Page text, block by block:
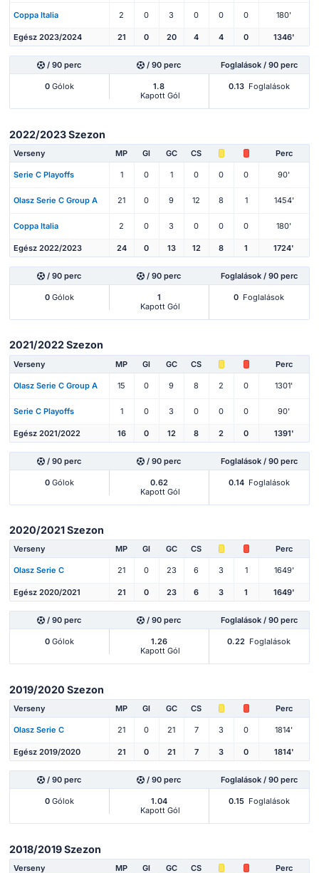
Coppa Italia 2 0 3 0 0 0 180'
Egész 2023/2024 21 0 20 4 4 0 1346'
/ 90 perc / 90 perc Foglalások / 90 perc
0Gólok
1.8
Kapott Gól
0.13 Foglalások
2022/2023 Szezon
Verseny MP Gl GC CS Perc
Serie C Playoffs 1 0 1 0 0 0 90'
Olasz Serie C Group A 21 0 9 12 8 1 1454'
Coppa Italia 2 0 3 0 0 0 180'
Egész 2022/2023 24 0 13 12 8 1 1724'
/ 90 perc / 90 perc Foglalások / 90 perc
0Gólok
1
Kapott Gól
0 Foglalások
2021/2022 Szezon
Verseny MP Gl GC CS Perc
Olasz Serie C Group A 15 0 9 8 2 0 1301'
Serie C Playoffs 1 0 3 0 0 0 90'
Egész 2021/2022 16 0 12 8 2 0 1391'
/ 90 perc / 90 perc Foglalások / 90 perc
0Gólok
0.62
Kapott Gól
0.14 Foglalások
2020/2021 Szezon
Verseny MP Gl GC CS Perc
Olasz Serie C 21 0 23 6 3 1 1649'
Egész 2020/2021 21 0 23 6 3 1 1649'
/ 90 perc / 90 perc Foglalások / 90 perc
0Gólok
1.26
Kapott Gól
0.22 Foglalások
2019/2020 Szezon
Verseny MP Gl GC CS Perc
Olasz Serie C 21 0 21 7 3 0 1814'
Egész 2019/2020 21 0 21 7 3 0 1814'
/ 90 perc / 90 perc Foglalások / 90 perc
0Gólok
1.04
Kapott Gól
0.15 Foglalások
2018/2019 Szezon
Verseny MP Gl GC CS Perc